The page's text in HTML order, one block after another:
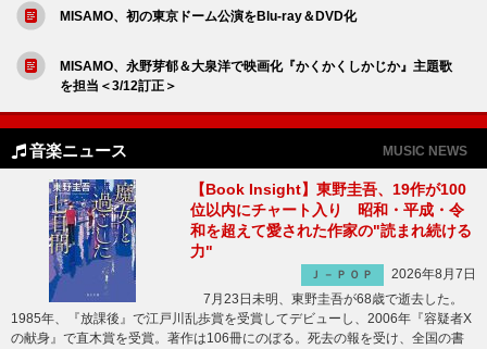
MISAMO、初の東京ドーム公演をBlu-ray＆DVD化
MISAMO、永野芽郁＆大泉洋で映画化『かくかくしかじか』主題歌
を担当＜3/12訂正＞
音楽ニュース MUSIC NEWS
【Book Insight】東野圭吾、19作が100
位以内にチャート入り 昭和・平成・令
和を超えて愛された作家の"読まれ続ける
力"
Ｊ－ＰＯＰ
2026年8月7日
7月23日未明、東野圭吾が68歳で逝去した。
1985年、『放課後』で江戸川乱歩賞を受賞してデビューし、2006年『容疑者X
の献身』で直木賞を受賞。著作は106冊にのぼる。死去の報を受け、全国の書